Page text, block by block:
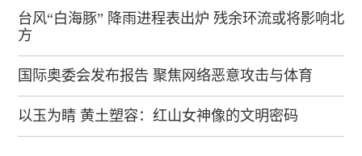
台风“白海豚” 降雨进程表出炉 残余环流或将影响北
方
国际奥委会发布报告 聚焦网络恶意攻击与体育
以玉为睛 黄土塑容：红山女神像的文明密码